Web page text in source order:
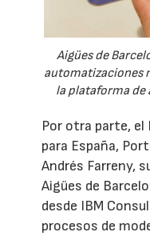
Aigües de
automatizaciones
la plataforma de
Por otra parte, el
para España,
Andrés Farreny,
Aigües de
desde IBM
procesos de